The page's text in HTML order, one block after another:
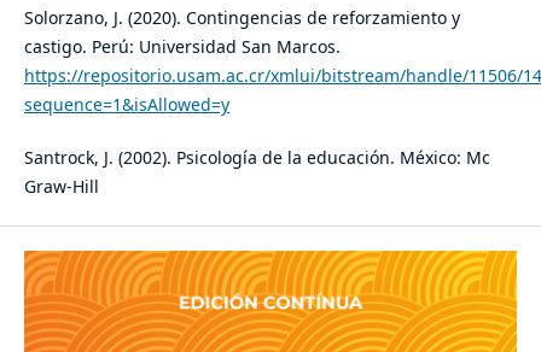
Solorzano, J. (2020). Contingencias de reforzamiento y
castigo. Perú: Universidad San Marcos.
https://repositorio.usam.ac.cr/xmlui/bitstream/handle/11506/
sequence=1&isAllowed=y
Santrock, J. (2002). Psicología de la educación. México: Mc
Graw-Hill